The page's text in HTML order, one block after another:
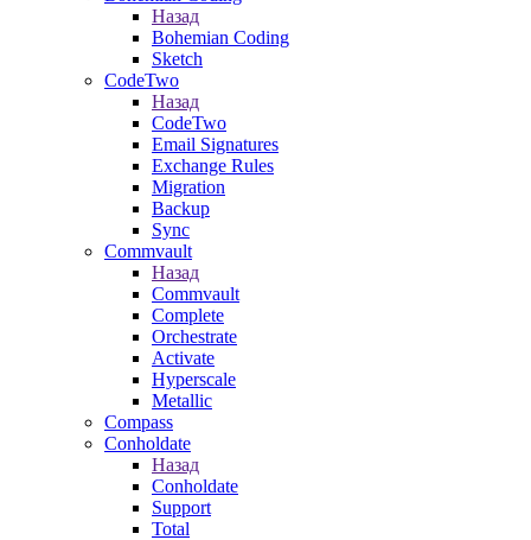
Назад
Bohemian Coding
Sketch
CodeTwo
Назад
CodeTwo
Email Signatures
Exchange Rules
Migration
Backup
Sync
Commvault
Назад
Commvault
Complete
Orchestrate
Activate
Hyperscale
Metallic
Compass
Conholdate
Назад
Conholdate
Support
Total